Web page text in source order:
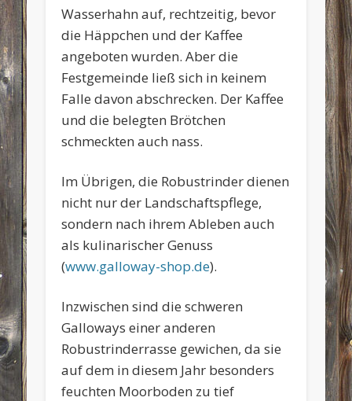
Wasserhahn auf, rechtzeitig, bevor
die Häppchen und der Kaffee
angeboten wurden. Aber die
Festgemeinde ließ sich in keinem
Falle davon abschrecken. Der Kaffee
und die belegten Brötchen
schmeckten auch nass.
Im Übrigen, die Robustrinder dienen
nicht nur der Landschaftspflege,
sondern nach ihrem Ableben auch
als kulinarischer Genuss
(www.galloway-shop.de).
Inzwischen sind die schweren
Galloways einer anderen
Robustrinderrasse gewichen, da sie
auf dem in diesem Jahr besonders
feuchten Moorboden zu tief